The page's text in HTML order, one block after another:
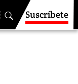
Suscríbete